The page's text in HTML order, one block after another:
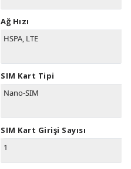
Ağ Hızı
HSPA, LTE
SIM Kart Tipi
Nano-SIM
SIM Kart Girişi Sayısı
1